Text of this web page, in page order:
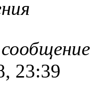
23:39